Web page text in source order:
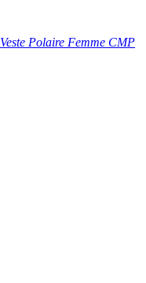
Veste Polaire Femme CMP